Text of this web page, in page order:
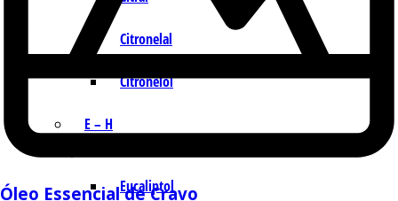
Citronelal
Citronelol
E – H
Eucaliptol
Óleo Essencial de Cravo